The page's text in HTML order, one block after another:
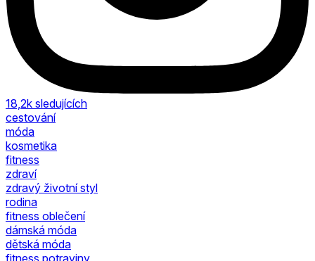
18,2k sledujících
cestování
móda
kosmetika
fitness
zdraví
zdravý životní styl
rodina
fitness oblečení
dámská móda
dětská móda
fitness potraviny